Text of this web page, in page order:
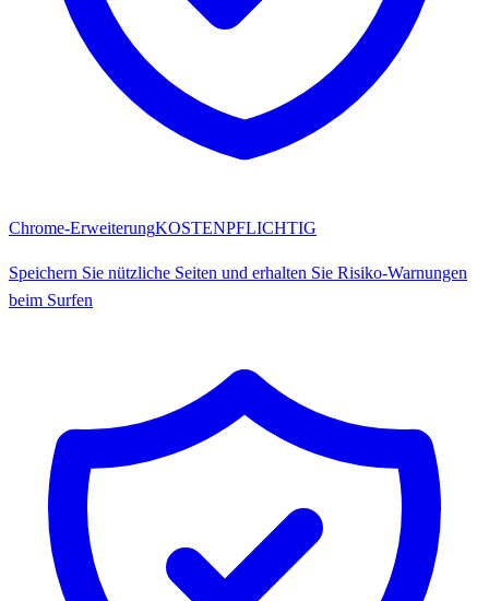
Chrome-ErweiterungKOSTENPFLICHTIG
Speichern Sie nützliche Seiten und erhalten Sie Risiko-Warnungen
beim Surfen